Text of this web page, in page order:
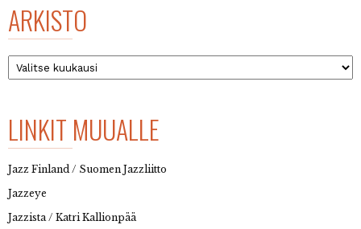
ARKISTO
Arkisto
LINKIT MUUALLE
Jazz Finland / Suomen Jazzliitto
Jazzeye
Jazzista / Katri Kallionpää